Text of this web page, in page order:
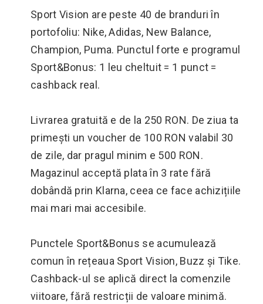
Sport Vision are peste 40 de branduri în
portofoliu: Nike, Adidas, New Balance,
Champion, Puma. Punctul forte e programul
Sport&Bonus: 1 leu cheltuit = 1 punct =
cashback real.
Livrarea gratuită e de la 250 RON. De ziua ta
primești un voucher de 100 RON valabil 30
de zile, dar pragul minim e 500 RON.
Magazinul acceptă plata în 3 rate fără
dobândă prin Klarna, ceea ce face achizițiile
mai mari mai accesibile.
Punctele Sport&Bonus se acumulează
comun în rețeaua Sport Vision, Buzz și Tike.
Cashback-ul se aplică direct la comenzile
viitoare, fără restricții de valoare minimă.